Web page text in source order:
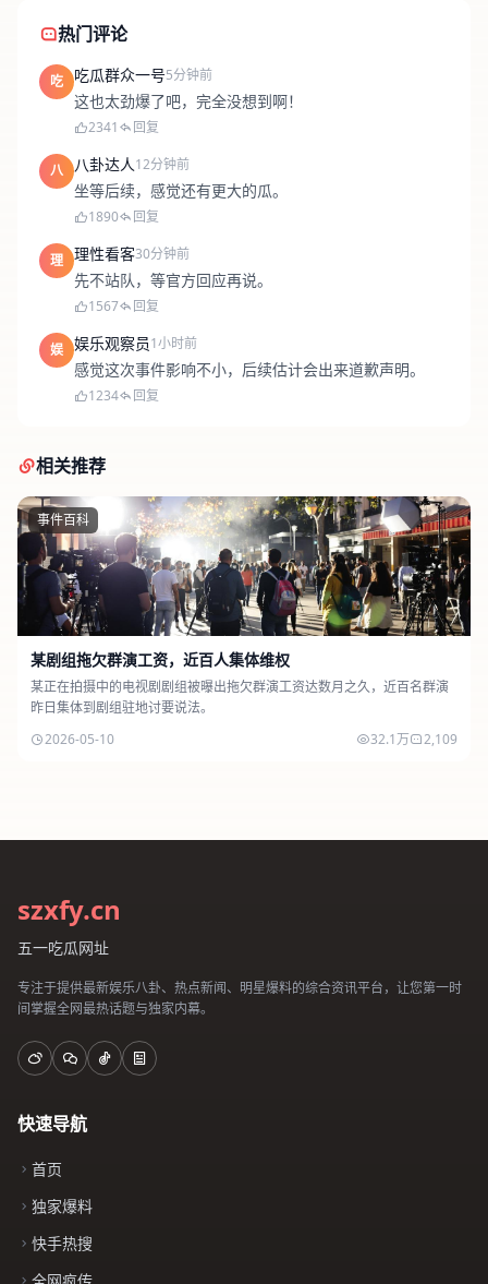
热门评论
吃 吃瓜群众一号5分钟前
这也太劲爆了吧，完全没想到啊！
2341 回复
八 八卦达人12分钟前
坐等后续，感觉还有更大的瓜。
1890 回复
理 理性看客30分钟前
先不站队，等官方回应再说。
1567 回复
娱 娱乐观察员1小时前
感觉这次事件影响不小，后续估计会出来道歉声明。
1234 回复
相关推荐
事件百科
某剧组拖欠群演工资，近百人集体维权
某正在拍摄中的电视剧剧组被曝出拖欠群演工资达数月之久，近百名群演
昨日集体到剧组驻地讨要说法。
2026-05-10
32.1万 2,109
szxfy.cn
五一吃瓜网址
专注于提供最新娱乐八卦、热点新闻、明星爆料的综合资讯平台，让您第一时
间掌握全网最热话题与独家内幕。
快速导航
首页
独家爆料
快手热搜